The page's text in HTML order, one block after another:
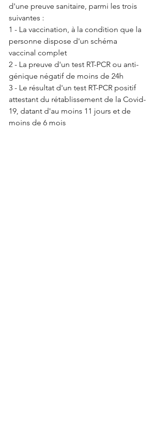
d'une preuve sanitaire, parmi les trois
suivantes :
1 - La vaccination, à la condition que la
personne dispose d'un schéma
vaccinal complet
2 - La preuve d'un test RT-PCR ou anti-
génique négatif de moins de 24h
3 - Le résultat d'un test RT-PCR positif
attestant du rétablissement de la Covid-
19, datant d'au moins 11 jours et de
moins de 6 mois